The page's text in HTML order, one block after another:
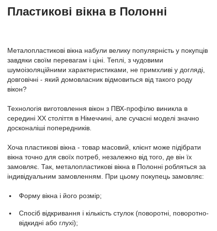
Пластикові вікна в Полонні
Металопластикові вікна набули велику популярність у покупців
завдяки своїм перевагам і ціні. Теплі, з чудовими
шумоізоляційними характеристиками, не примхливі у догляді,
довговічні - який домовласник відмовиться від такого роду
вікон?
Технологія виготовлення вікон з ПВХ-профілю виникла в
середині ХХ століття в Німеччині, але сучасні моделі значно
досконаліші попередників.
Хоча пластикові вікна - товар масовий, клієнт може підібрати
вікна точно для своїх потреб, незалежно від того, де він їх
замовляє. Так, металопластикові вікна в Полонні робляться за
індивідуальним замовленням. При цьому покупець замовляє:
Форму вікна і його розмір;
Спосіб відкривання і кількість стулок (поворотні, поворотно-
відкидні або глухі);